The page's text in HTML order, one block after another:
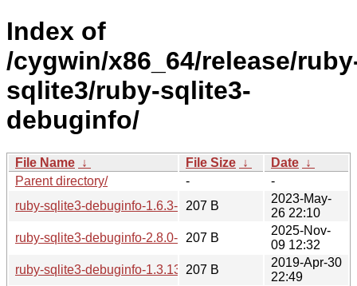
Index of
/cygwin/x86_64/release/
sqlite3/ruby-sqlite3-
debuginfo/
File Name ↓ File Size ↓ Date ↓
Parent directory/
-
-
ruby-sqlite3-debuginfo-1.6.3-1.hint
207 B
2023-May-
26 22:10
ruby-sqlite3-debuginfo-2.8.0-1-x86_64.hint
207 B
2025-Nov-
09 12:32
ruby-sqlite3-debuginfo-1.3.13-2.hint
207 B
2019-Apr-30
22:49